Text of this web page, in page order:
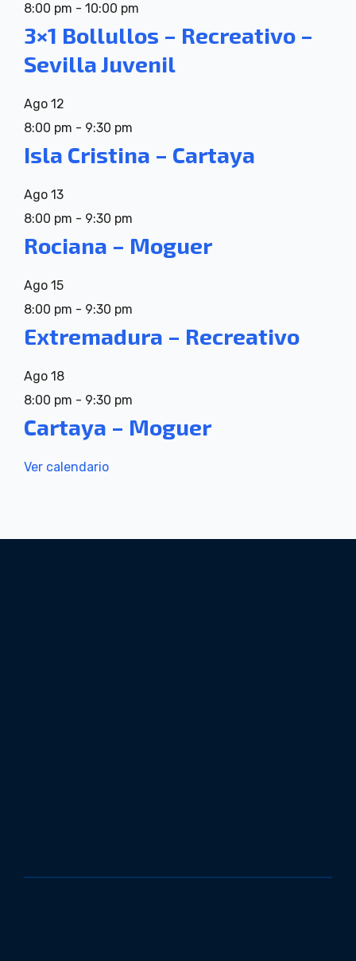
8:00 pm - 10:00 pm
3×1 Bollullos – Recreativo –
Sevilla Juvenil
Ago 12
8:00 pm - 9:30 pm
Isla Cristina – Cartaya
Ago 13
8:00 pm - 9:30 pm
Rociana – Moguer
Ago 15
8:00 pm - 9:30 pm
Extremadura – Recreativo
Ago 18
8:00 pm - 9:30 pm
Cartaya – Moguer
Ver calendario